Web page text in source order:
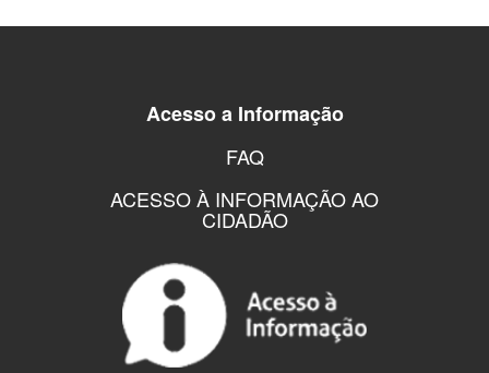
Acesso a Informação
FAQ
ACESSO À INFORMAÇÃO AO
CIDADÃO